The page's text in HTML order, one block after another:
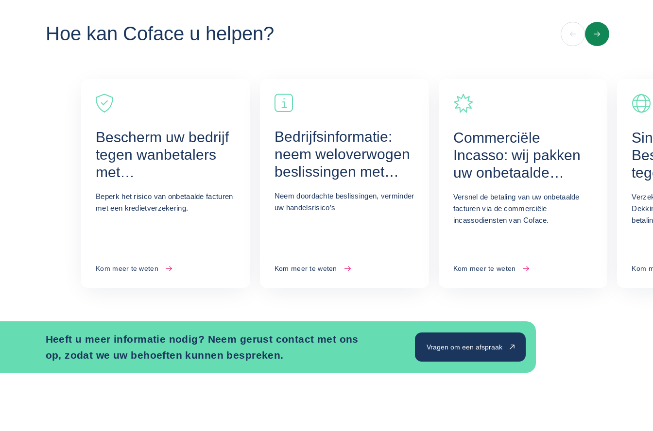
Hoe kan Coface u helpen?
Bescherm uw bedrijf
tegen wanbetalers
met
kredietverzekering
Beperk het risico van onbetaalde facturen
met een kredietverzekering.
Kom meer te weten
Bedrijfsinformatie:
neem weloverwogen
beslissingen met
Coface
Neem doordachte beslissingen, verminder
uw handelsrisico’s
Kom meer te weten
Commerciële
Incasso: wij pakken
uw onbetaalde
facturen aan
Versnel de betaling van uw onbetaalde
facturen via de commerciële
incassodiensten van Coface.
Kom meer te weten Kom
Vorig Volgende
Heeft u meer informatie nodig? Neem gerust contact met ons
op, zodat we uw behoeften kunnen bespreken.
Vragen om een afspraak